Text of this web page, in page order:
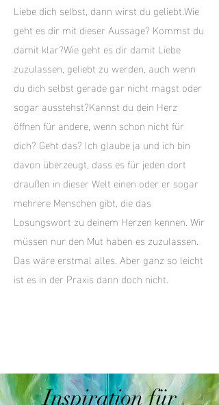
Liebe dich selbst, dann wirst du geliebt.Wie
geht es dir mit dieser Aussage? Kommst du
damit klar?Wie geht es dir damit Liebe
zuzulassen, geliebt zu werden, auch wenn
du dich selbst gerade gar nicht magst oder
sogar ausstehst?Kannst du dein Herz
öffnen für andere, wenn schon nicht für
dich? Geht das? Ich glaube ja und ich bin
davon überzeugt, dass es für jeden dort
draußen in dieser Welt einen oder er sogar
mehrere Menschen gibt, die das
Losungswort zu deinem Herzen kennen. Wir
müssen nur den Mut haben es zuzulassen.
Das wäre erstmal alles. Aber ganz so leicht
ist es in der Praxis dann doch nicht.
Inspiration für